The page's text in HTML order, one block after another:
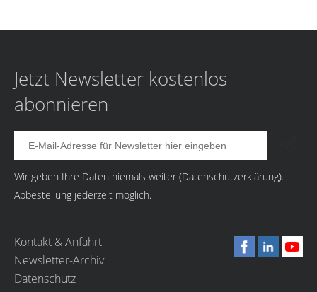
Jetzt Newsletter kostenlos
abonnieren
Wir geben Ihre Daten niemals weiter (Datenschutzerklärung).
Abbestellung jederzeit möglich.
Kontakt & Anfahrt
Newsletter-Archiv
Datenschutz